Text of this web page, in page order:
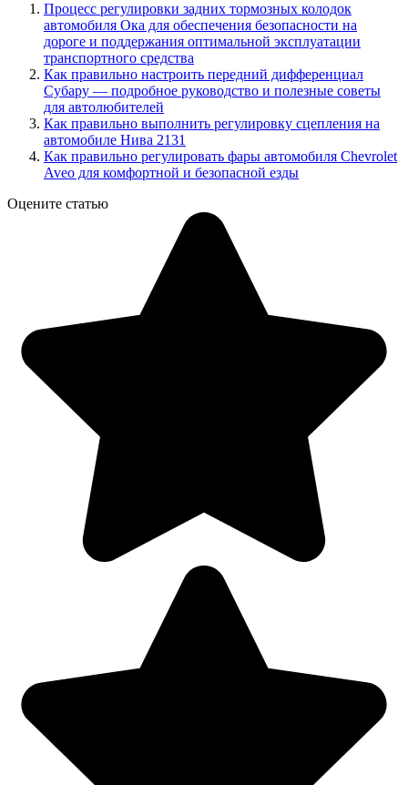
Процесс регулировки задних тормозных колодок
автомобиля Ока для обеспечения безопасности на
дороге и поддержания оптимальной эксплуатации
транспортного средства
Как правильно настроить передний дифференциал
Субару — подробное руководство и полезные советы
для автолюбителей
Как правильно выполнить регулировку сцепления на
автомобиле Нива 2131
Как правильно регулировать фары автомобиля Chevrolet
Aveo для комфортной и безопасной езды
Оцените статью